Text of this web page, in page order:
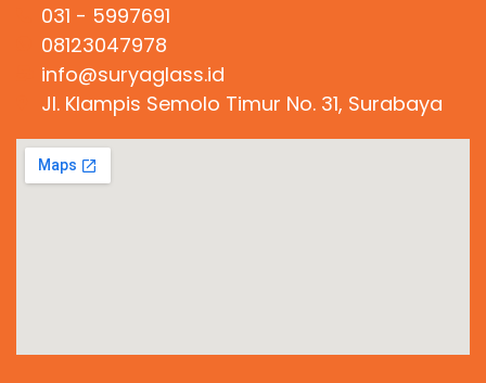
031 - 5997691
08123047978
info@suryaglass.id
Jl. Klampis Semolo Timur No. 31, Surabaya